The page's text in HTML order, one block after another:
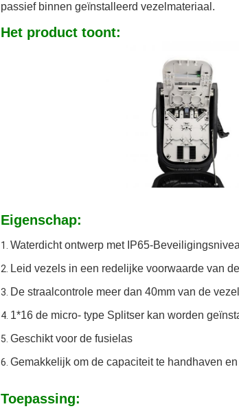
passief binnen geïnstalleerd vezelmateriaal.
Het product toont:
Eigenschap:
1. Waterdicht ontwerp met IP65-
2. Leid vezels in een redelijke voorwaarde van
3. De straalcontrole meer dan 40mm van de
4. 1*16 de micro- type Splitser kan worden
5. Geschikt voor de fusielas
6. Gemakkelijk om de capaciteit te handhaven
Toepassing: